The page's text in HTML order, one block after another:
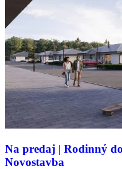
Na predaj | Rodinný
Novostavba